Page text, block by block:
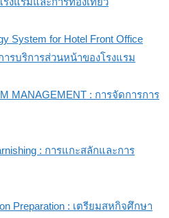
System for Hotel Front Office
ารบริการส่วนหน้าของโรงแรม
MANAGEMENT : การจัดการการ
: การแกะสลักและการ
Preparation : เตรียมสหกิจศึกษา